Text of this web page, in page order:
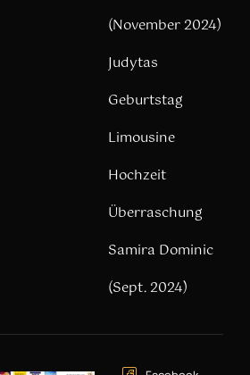
(November 2024)
Judytas
Geburtstag
Limousine
Hochzeit
Überraschung
Samira Dominic
(Sept. 2024)